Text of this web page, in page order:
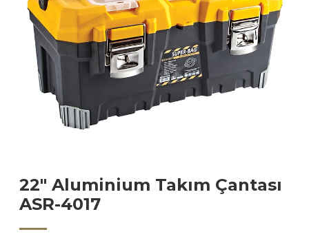
22″ Aluminium Takım Çantası
ASR-4017